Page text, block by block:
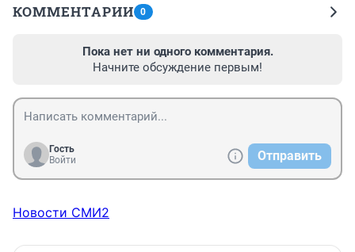
КОММЕНТАРИИ 0
Пока нет ни одного комментария.
Начните обсуждение первым!
Гость
Войти
Отправить
Новости СМИ2